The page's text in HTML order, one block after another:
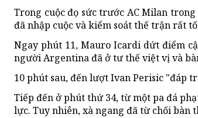
Trong cuộc đọ sức trước AC Milan
đã nhập cuộc và kiểm soát thế trận rất
Ngay phút 11, Mauro Icardi dứt điểm
người Argentina đã ở tư thế việt vị và
10 phút sau, đến lượt Ivan Perisic "đáp
Tiếp đến ở phút thứ 34, từ một pa đá
lực. Tuy nhiên, xà ngang đã từ chối bàn